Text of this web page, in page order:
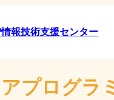
報技術支援センター
プログラ